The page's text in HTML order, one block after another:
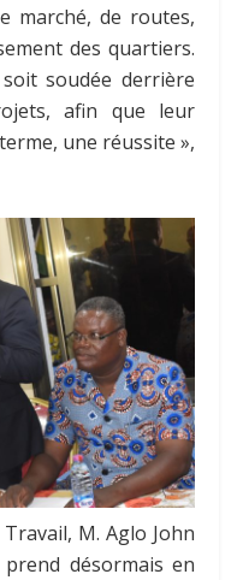
marché, de routes,
des quartiers.
soudée derrière
afin que leur
une réussite »,
M. Aglo John
désormais en